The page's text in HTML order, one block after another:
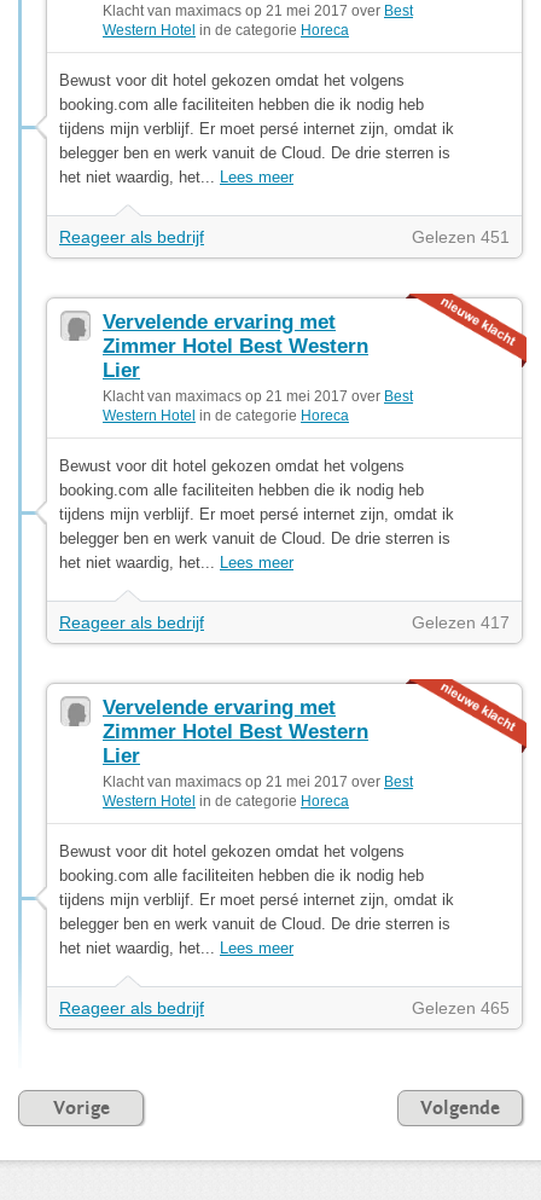
Klacht van maximacs op 21 mei 2017 over Best
Western Hotel in de categorie Horeca
Bewust voor dit hotel gekozen omdat het volgens
booking.com alle faciliteiten hebben die ik nodig heb
tijdens mijn verblijf. Er moet persé internet zijn, omdat ik
belegger ben en werk vanuit de Cloud. De drie sterren is
het niet waardig, het... Lees meer
Reageer als bedrijf Gelezen 451
Vervelende ervaring met
Zimmer Hotel Best Western
Lier
Klacht van maximacs op 21 mei 2017 over Best
Western Hotel in de categorie Horeca
Bewust voor dit hotel gekozen omdat het volgens
booking.com alle faciliteiten hebben die ik nodig heb
tijdens mijn verblijf. Er moet persé internet zijn, omdat ik
belegger ben en werk vanuit de Cloud. De drie sterren is
het niet waardig, het... Lees meer
Reageer als bedrijf Gelezen 417
Vervelende ervaring met
Zimmer Hotel Best Western
Lier
Klacht van maximacs op 21 mei 2017 over Best
Western Hotel in de categorie Horeca
Bewust voor dit hotel gekozen omdat het volgens
booking.com alle faciliteiten hebben die ik nodig heb
tijdens mijn verblijf. Er moet persé internet zijn, omdat ik
belegger ben en werk vanuit de Cloud. De drie sterren is
het niet waardig, het... Lees meer
Reageer als bedrijf Gelezen 465
Vorige Volgende